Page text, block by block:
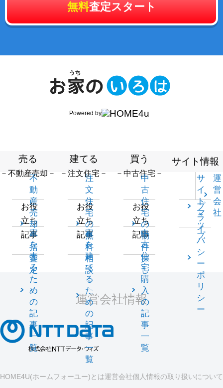
無料査定スタート
Powered by
売る
－不動産売却－
不
動
産
売
却
一
括
査
定
お役
立ち
記事
家
を
売
る
た
め
の
記
事
一
覧
建てる
－注文住宅－
注
文
住
宅
の
無
料
相
談
お役
立ち
記事
家
を
建
て
る
た
め
の
記
事
一
覧
買う
－中古住宅－
中
古
住
宅
の
物
件
探
し
お役
立ち
記事
中
古
住
宅
購
入
の
記
事
一
覧
サイト情報
サ
イ
ト
マ
ッ
プ
運
営
会
社
プ
ラ
イ
バ
シ
ー
ポ
リ
シ
ー
運営会社情報
HOME4U(ホームフォーユー)とは運営会社個人情報の取り扱いについて